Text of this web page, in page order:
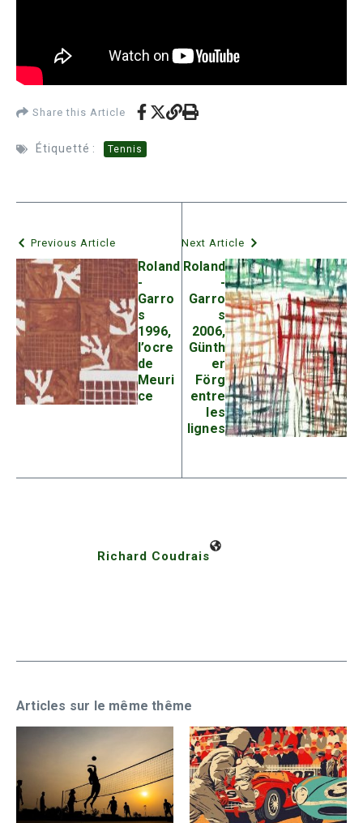
Share this Article
Étiquetté : Tennis
Previous Article
Roland
-
Garro
s
1996,
l’ocre
de
Meuri
ce
Next Article
Roland
-
Garro
s
2006,
Günth
er
Förg
entre
les
lignes
Richard Coudrais
Articles sur le même thême